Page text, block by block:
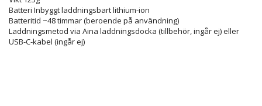
Batteri Inbyggt laddningsbart lithium-ion
Batteritid ~48 timmar (beroende på användning)
Laddningsmetod via Aina laddningsdocka (tillbehör, ingår ej) eller
USB-C-kabel (ingår ej)